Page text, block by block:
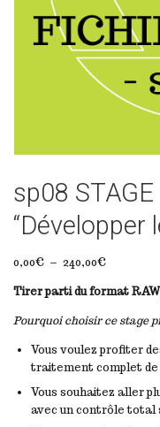
sp08
“Développer
0,00€ – 240,00€P
a
d
e
r
Tirer parti du format
Pourquoi choisir ce stage
Vous voulez profiter
traitement complet de
Vous souhaitez aller
avec un contrôle total